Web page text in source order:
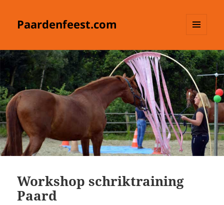
Paardenfeest.com
WIDGETS
Workshop schriktraining
Paard